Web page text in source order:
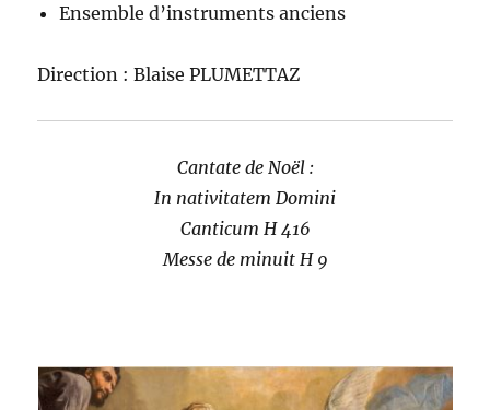
Ensemble d’instruments anciens
Direction : Blaise PLUMETTAZ
Cantate de Noël :
In nativitatem Domini
Canticum H 416
Messe de minuit H 9